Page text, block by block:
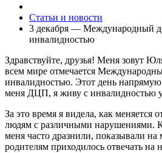
Статьи и новости
3 декабря — Международный
инвалидностью
Здравствуйте, друзья! Меня зовут
всем мире отмечается
инвалидностью. Этот день
меня ДЦП, я живу с инвалидностью
За это время я видела, как меняется
людям с различными нарушениями.
меня часто дразнили, показывали
родителям приходилось отвечать на